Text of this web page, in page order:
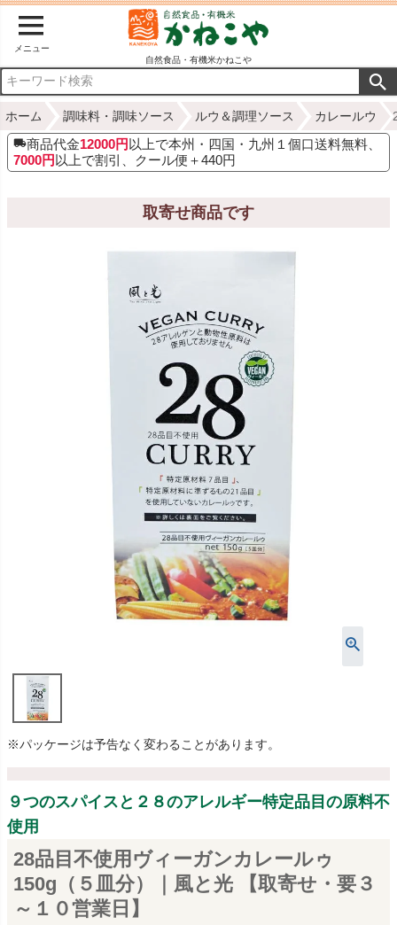
メニュー
自然食品・有機米かねこや
ホーム 調味料・調味ソース ルウ＆調理ソース カレールウ
商品代金12000円 以上で本州・四国・九州１個口送料無料、
7000円 以上で割引、クール便＋440円
取寄せ商品です
※パッケージは予告なく変わることがあります。
９つのスパイスと２８のアレルギー特定品目の原料不
使用
28品目不使用ヴィーガンカレールゥ
150g（５皿分）｜風と光 【取寄せ・要３
～１０営業日】